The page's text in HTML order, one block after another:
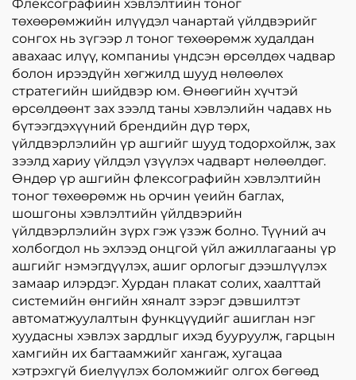
Флексографийн хэвлэлтийн тоног
төхөөрөмжийн илүүдэл чанартай үйлдвэрийг
сонгох нь зүгээр л тоног төхөөрөмж худалдан
авахаас илүү, компаниы үндсэн өрсөлдөх чадвар
болон ирээдүйн хөгжилд шууд нөлөөлөх
стратегийн шийдвэр юм. Өнөөгийн хүчтэй
өрсөлдөөнт зах зээлд таны хэвлэлийн чадавх нь
бүтээгдэхүүний брендийн дүр төрх,
үйлдвэрлэлийн үр ашгийг шууд тодорхойлж, зах
зээлд хариу үйлдэл үзүүлэх чадварт нөлөөлдөг.
Өндөр үр ашгийн флексографийн хэвлэлтийн
тоног төхөөрөмж нь орчин үеийн баглах,
шошгоны хэвлэлтийн үйлдвэрийн
үйлдвэрлэлийн зүрх гэж үзэж болно. Түүний ач
холбогдол нь эхлээд онцгой үйл ажиллагааны үр
ашгийг нэмэгдүүлэх, ашиг орлогыг дээшлүүлэх
замаар илэрдэг. Хурдан плакат солих, хаалттай
системийн өнгийн хяналт зэрэг дэвшилтэт
автоматжуулалтын функцүүдийг ашиглан нэг
хуудасны хэвлэх зардлыг ихэд бууруулж, гарцын
хамгийн их багтаамжийг хангаж, хугацаа
хэтрэхгүй биелүүлэх боломжийг олгох бөгөөд